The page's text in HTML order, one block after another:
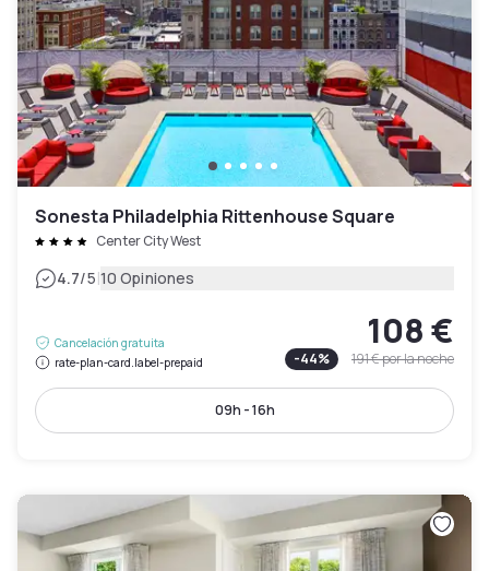
Sonesta Philadelphia Rittenhouse Square
Center City West
4.7/5|10 Opiniones
Cancelación gratuita
rate-plan-card.label-prepaid
108 €
-44% 191 €por la noche
09h - 16h